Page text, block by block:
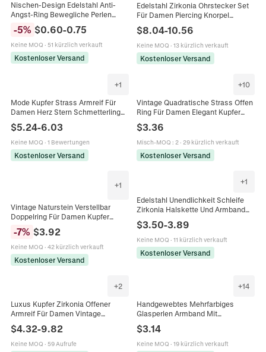
Nischen-Design Edelstahl Anti-
Angst-Ring Bewegliche Perlen
Stressabbau Doppelschichtig Hohl
Geometrischer Fingerring
Modeschmuck Für Damen Herren
-5% $0.60-0.75
Keine MOQ · 51 kürzlich verkauft
Kostenloser Versand
Edelstahl Zirkonia Ohrstecker Set
Für Damen Piercing Knorpel
Schmuck
$8.04-10.56
Keine MOQ · 13 kürzlich verkauft
Kostenloser Versand
+1
Mode Kupfer Strass Armreif Für
Damen Herz Stern Schmetterling
Hexagramm Vergoldet Verstellbar
Luxus Schmuck Armband
$5.24-6.03
Keine MOQ · 1 Bewertungen
Kostenloser Versand
+10
Vintage Quadratische Strass Offen
Ring Für Damen Elegant Kupfer
Verstellbare Geometrische
Fingerring Gold Silber Schmuck
$3.36
Misch-MOQ : 2· 29 kürzlich verkauft
Kostenloser Versand
+1
Vintage Naturstein Verstellbar
Doppelring Für Damen Kupfer
Rohstein Ring Schmuck
-7% $3.92
Keine MOQ · 42 kürzlich verkauft
Kostenloser Versand
+1
Edelstahl Unendlichkeit Schleife
Zirkonia Halskette Und Armband
Vintage Mode Schmuck Doppel
Gelaagte Blumen Accessoires
$3.50-3.89
Keine MOQ · 11 kürzlich verkauft
Kostenloser Versand
+2
Luxus Kupfer Zirkonia Offener
Armreif Für Damen Vintage
Vergoldet Perlen Design
Manschette Armband
Modeschmuck
$4.32-9.82
Keine MOQ · 59 Aufrufe
+14
Handgewebtes Mehrfarbiges
Glasperlen Armband Mit
Süßwasserperle Böhmisches
Verstellbares Schnurarmband Für
Damen Schmuck
$3.14
Keine MOQ · 19 kürzlich verkauft